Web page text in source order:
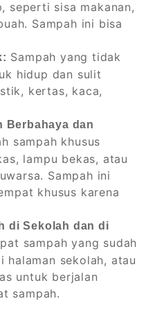
seperti sisa makanan,
Sampah ini bisa
Sampah yang tidak
hidup dan sulit
kertas, kaca,
Berbahaya dan
sampah khusus
lampu bekas, atau
Sampah ini
khusus karena
di Sekolah dan di
sampah yang sudah
halaman sekolah, atau
untuk berjalan
sampah.